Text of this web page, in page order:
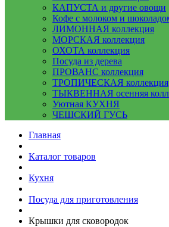
КАПУСТА и другие овощи
Кофе с молоком и
ЛИМОННАЯ коллекция
МОРСКАЯ коллекция
ОХОТА коллекция
Посуда из дерева
ПРОВАНС коллекция
ТРОПИЧЕСКАЯ коллекция
ТЫКВЕННАЯ осенняя
Уютная КУХНЯ
ЧЕШСКИЙ ГУСЬ
Главная
Каталог товаров
Кухня
Посуда для приготовления
Крышки для сковородок